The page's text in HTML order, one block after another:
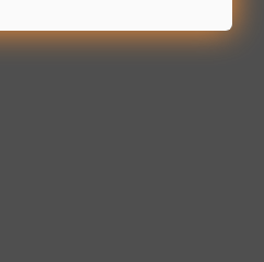
para o design de